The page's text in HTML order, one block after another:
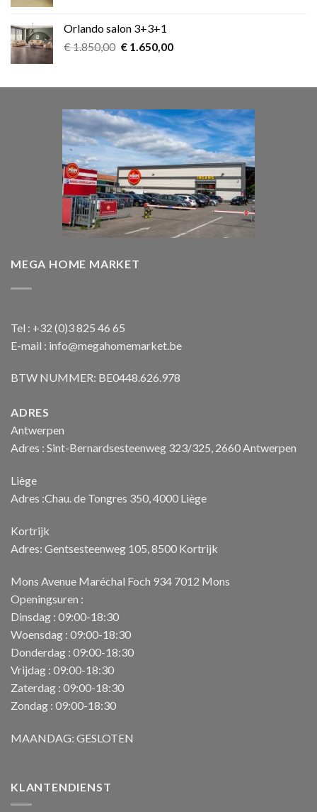
€ 899,00.€ 599,00.
Orlando salon 3+3+1
€1.850,00 Oorspronkelijke
€ 1.850,00.
€1.650,00Huidige
€ 1.650,00.
MEGA HOME MARKET
Tel : +32 (0)3 825 46 65
E-mail : info@megahomemarket.be
BTW NUMMER: BE0448.626.978
ADRES
Antwerpen
Adres : Sint-Bernardsesteenweg 323/325, 2660 Antwerpen
Liège
Adres :Chau. de Tongres 350, 4000 Liège
Kortrijk
Adres: Gentsesteenweg 105, 8500 Kortrijk
Mons Avenue Maréchal Foch 934 7012 Mons
Openingsuren :
Dinsdag : 09:00-18:30
Woensdag : 09:00-18:30
Donderdag : 09:00-18:30
Vrijdag : 09:00-18:30
Zaterdag : 09:00-18:30
Zondag : 09:00-18:30
MAANDAG: GESLOTEN
KLANTENDIENST